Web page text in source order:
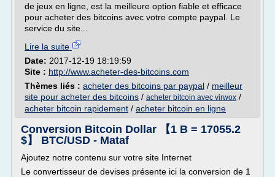
de jeux en ligne, est la meilleure option fiable et efficace
pour acheter des bitcoins avec votre compte paypal. Le
service du site...
Lire la suite
Date: 2017-12-19 18:19:59
Site : http://www.acheter-des-bitcoins.com
Thèmes liés : acheter des bitcoins par paypal / meilleur
site pour acheter des bitcoins / acheter bitcoin avec virwox /
acheter bitcoin rapidement / acheter bitcoin en ligne
Conversion Bitcoin Dollar 【1 B = 17055.2
$】 BTC/USD - Mataf
Ajoutez notre contenu sur votre site Internet
Le convertisseur de devises présente ici la conversion de 1